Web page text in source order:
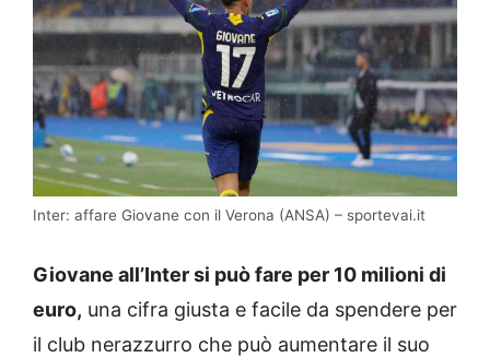
Inter: affare Giovane con il Verona (ANSA) – sportevai.it
Giovane all’Inter si può fare per 10 milioni di
euro, una cifra giusta e facile da spendere per
il club nerazzurro che può aumentare il suo